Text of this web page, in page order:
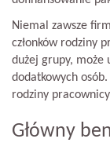
Niemal zawsze
członków rodziny
dużej grupy, może
dodatkowych osób.
rodziny
Główny